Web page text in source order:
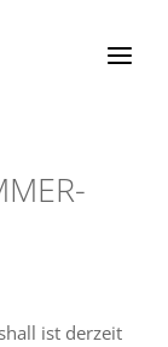
ist derzeit